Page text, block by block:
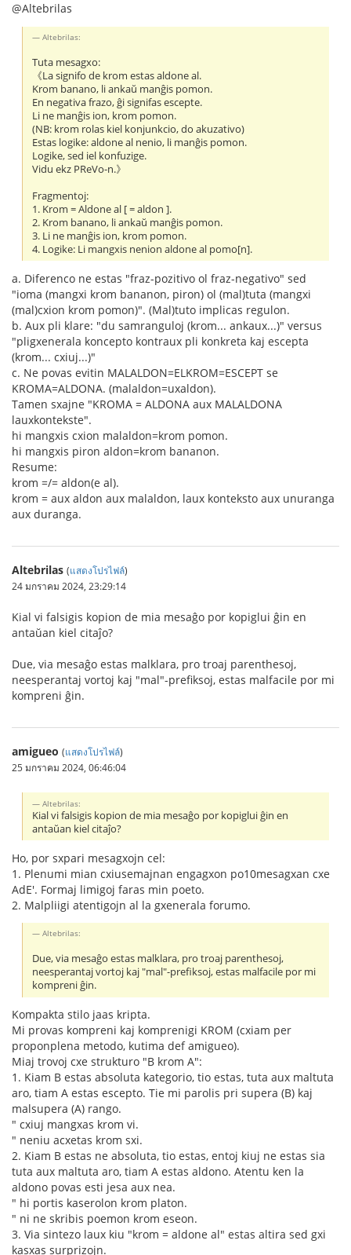
@Altebrilas
Altebrilas:
Tuta mesagxo:
《La signifo de krom estas aldone al.
Krom banano, li ankaŭ manĝis pomon.
En negativa frazo, ĝi signifas escepte.
Li ne manĝis ion, krom pomon.
(NB: krom rolas kiel konjunkcio, do akuzativo)
Estas logike: aldone al nenio, li manĝis pomon.
Logike, sed iel konfuzige.
Vidu ekz PReVo-n.》
Fragmentoj:
1. Krom = Aldone al [ = aldon ].
2. Krom banano, li ankaŭ manĝis pomon.
3. Li ne manĝis ion, krom pomon.
4. Logike: Li mangxis nenion aldone al pomo[n].
a. Diferenco ne estas "fraz-pozitivo ol fraz-negativo" sed
"ioma (mangxi krom bananon, piron) ol (mal)tuta (mangxi
(mal)cxion krom pomon)". (Mal)tuto implicas regulon.
b. Aux pli klare: "du samranguloj (krom... ankaux...)" versus
"pligxenerala koncepto kontraux pli konkreta kaj escepta
(krom... cxiuj...)"
c. Ne povas evitin MALALDON=ELKROM=ESCEPT se
KROMA=ALDONA. (malaldon=uxaldon).
Tamen sxajne "KROMA = ALDONA aux MALALDONA
lauxkontekste".
hi mangxis cxion malaldon=krom pomon.
hi mangxis piron aldon=krom bananon.
Resume:
krom =/= aldon(e al).
krom = aux aldon aux malaldon, laux konteksto aux unuranga
aux duranga.
Altebrilas (แสดงโปรไฟล์)
24 มกราคม 2024, 23:29:14
Kial vi falsigis kopion de mia mesaĝo por kopiglui ĝin en
antaŭan kiel citaĵo?
Due, via mesaĝo estas malklara, pro troaj parenthesoj,
neesperantaj vortoj kaj "mal"-prefiksoj, estas malfacile por mi
kompreni ĝin.
amigueo (แสดงโปรไฟล์)
25 มกราคม 2024, 06:46:04
Altebrilas:
Kial vi falsigis kopion de mia mesaĝo por kopiglui ĝin en
antaŭan kiel citaĵo?
Ho, por sxpari mesagxojn cel:
1. Plenumi mian cxiusemajnan engagxon po10mesagxan cxe
AdE'. Formaj limigoj faras min poeto.
2. Malpliigi atentigojn al la gxenerala forumo.
Altebrilas:
Due, via mesaĝo estas malklara, pro troaj parenthesoj,
neesperantaj vortoj kaj "mal"-prefiksoj, estas malfacile por mi
kompreni ĝin.
Kompakta stilo jaas kripta.
Mi provas kompreni kaj komprenigi KROM (cxiam per
proponplena metodo, kutima def amigueo).
Miaj trovoj cxe strukturo "B krom A":
1. Kiam B estas absoluta kategorio, tio estas, tuta aux maltuta
aro, tiam A estas escepto. Tie mi parolis pri supera (B) kaj
malsupera (A) rango.
" cxiuj mangxas krom vi.
" neniu acxetas krom sxi.
2. Kiam B estas ne absoluta, tio estas, entoj kiuj ne estas sia
tuta aux maltuta aro, tiam A estas aldono. Atentu ken la
aldono povas esti jesa aux nea.
" hi portis kaserolon krom platon.
" ni ne skribis poemon krom eseon.
3. Via sintezo laux kiu "krom = aldone al" estas altira sed gxi
kasxas surprizojn.